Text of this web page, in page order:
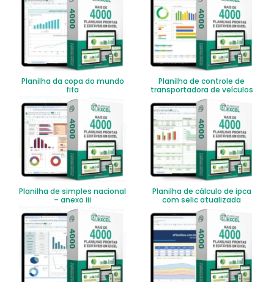
Planilha da copa do mundo
fifa
Planilha de controle de
transportadora de veículos
Planilha de simples nacional
– anexo iii
Planilha de cálculo de ipca
com selic atualizada